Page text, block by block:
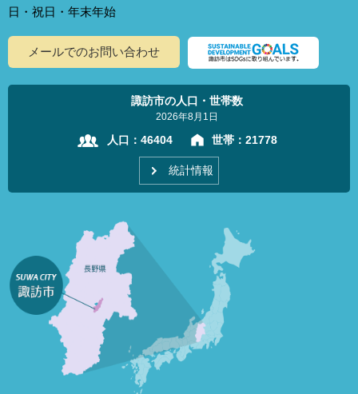
日・祝日・年末年始
メールでのお問い合わせ
諏訪市の人口・世帯数
2026年8月1日
人口： 46404 世帯： 21778
統計情報